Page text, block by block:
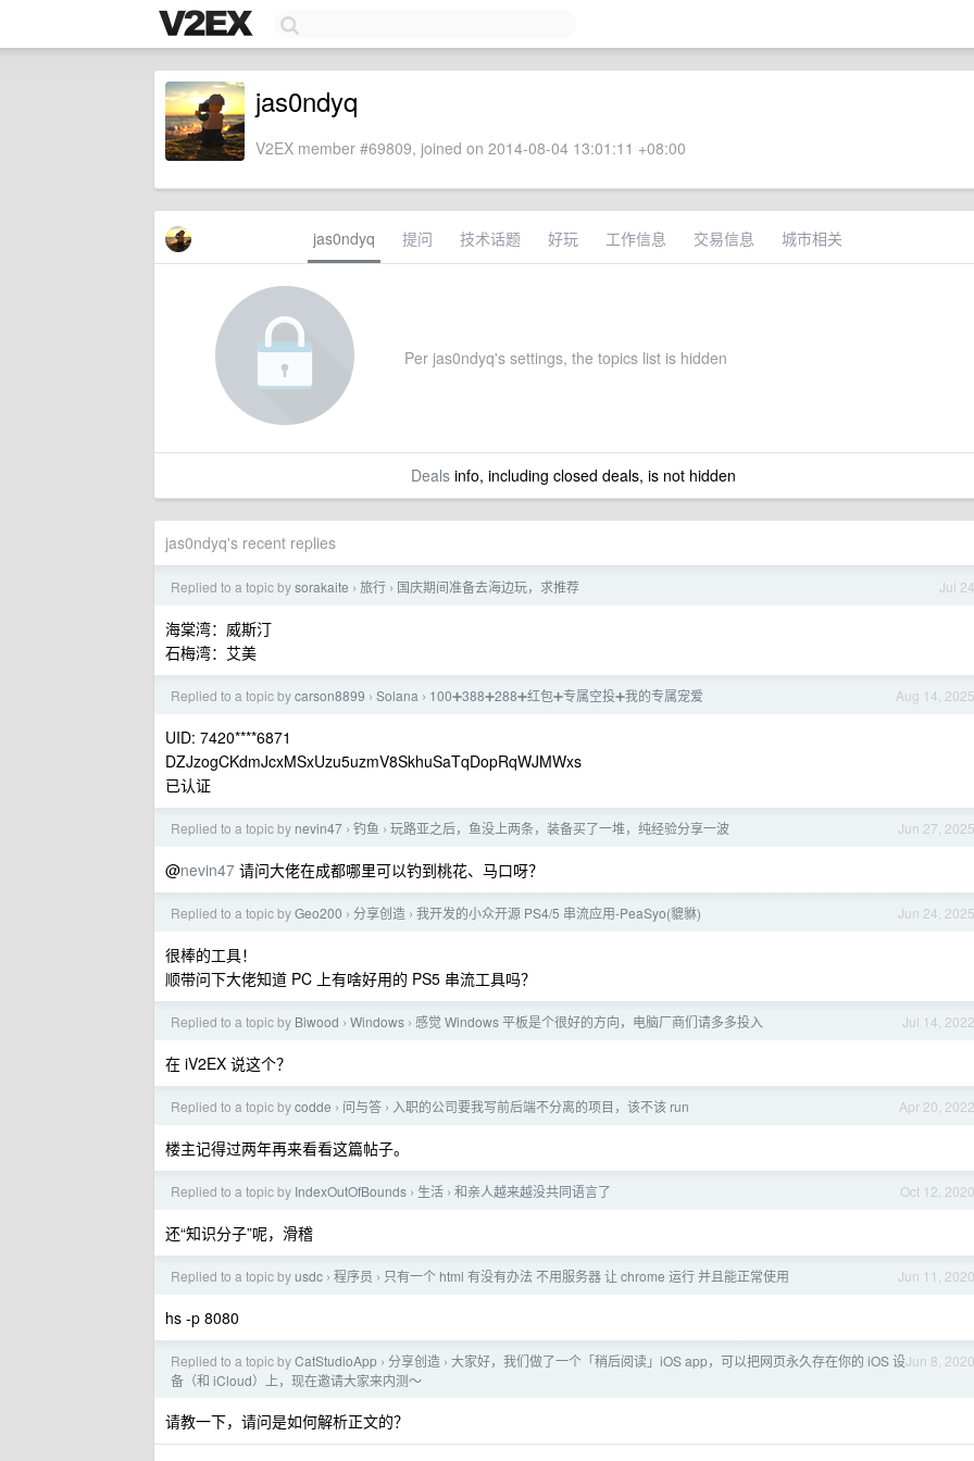
jas0ndyq
V2EX member #69809, joined on 2014-08-04 13:01:11 +08:00
jas0ndyq 提问 技术话题 好玩 工作信息 交易信息 城市相关
Per jas0ndyq's settings, the topics list is hidden
Dealsinfo, including closed deals, is not hidden
jas0ndyq's recent replies
Jul 24
Replied to a topic bysorakaite › 旅行 › 国庆期间准备去海边玩，求推荐
海棠湾：威斯汀
石梅湾：艾美
Aug 14, 2025
Replied to a topic bycarson8899 › Solana › 100➕388➕288➕红包➕专属空投➕我的专属宠爱
UID: 7420****6871
DZJzogCKdmJcxMSxUzu5uzmV8SkhuSaTqDopRqWJMWxs
已认证
Jun 27, 2025
Replied to a topic by nevin47 › 钓鱼 › 玩路亚之后，鱼没上两条，装备买了一堆，纯经验分享一波
@nevin47 请问大佬在成都哪里可以钓到桃花、马口呀？
Jun 24, 2025
Replied to a topic byGeo200 › 分享创造 › 我开发的小众开源 PS4/5 串流应用-PeaSyo(貔貅)
很棒的工具！
顺带问下大佬知道 PC 上有啥好用的 PS5 串流工具吗？
Jul 14, 2022
Replied to a topic by Biwood › Windows › 感觉 Windows 平板是个很好的方向，电脑厂商们请多多投入
在 iV2EX 说这个？
Apr 20, 2022
Replied to a topic bycodde › 问与答 › 入职的公司要我写前后端不分离的项目，该不该 run
楼主记得过两年再来看看这篇帖子。
Oct 12, 2020
Replied to a topic by IndexOutOfBounds › 生活 › 和亲人越来越没共同语言了
还“知识分子”呢，滑稽
Jun 11, 2020
Replied to a topic byusdc › 程序员 › 只有一个 html 有没有办法 不用服务器 让 chrome 运行 并且能正常使用
hs -p 8080
Jun 8, 2020
Replied to a topic byCatStudioApp › 分享创造 › 大家好，我们做了一个「稍后阅读」iOS app，可以把网页永久存在你的 iOS 设
备（和 iCloud）上，现在邀请大家来内测～
请教一下，请问是如何解析正文的？